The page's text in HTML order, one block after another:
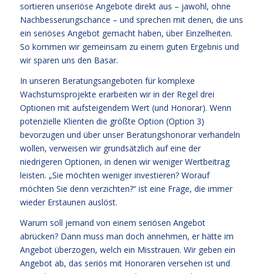
sortieren unseriöse Angebote direkt aus – jawohl, ohne
Nachbesserungschance – und sprechen mit denen, die uns
ein seriöses Angebot gemacht haben, über Einzelheiten.
So kommen wir gemeinsam zu einem guten Ergebnis und
wir sparen uns den Basar.
In unseren Beratungsangeboten für komplexe
Wachstumsprojekte erarbeiten wir in der Regel drei
Optionen mit aufsteigendem Wert (und Honorar). Wenn
potenzielle Klienten die größte Option (Option 3)
bevorzugen und über unser Beratungshonorar verhandeln
wollen, verweisen wir grundsätzlich auf eine der
niedrigeren Optionen, in denen wir weniger Wertbeitrag
leisten. „Sie möchten weniger investieren? Worauf
möchten Sie denn verzichten?“ ist eine Frage, die immer
wieder Erstaunen auslöst.
Warum soll jemand von einem seriösen Angebot
abrücken? Dann muss man doch annehmen, er hätte im
Angebot überzogen, welch ein Misstrauen. Wir geben ein
Angebot ab, das seriös mit Honoraren versehen ist und